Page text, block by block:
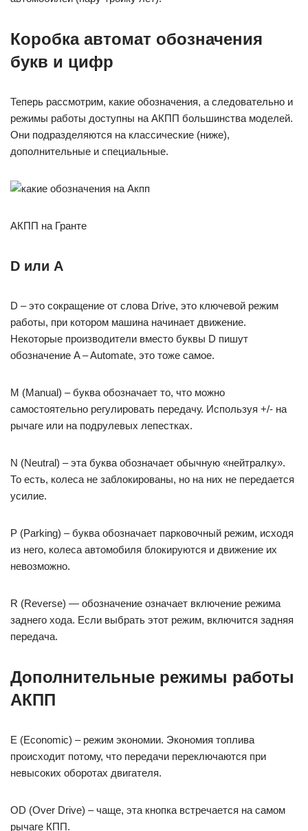
Коробка автомат обозначения
букв и цифр
Теперь рассмотрим, какие обозначения, а следовательно и
режимы работы доступны на АКПП большинства моделей.
Они подразделяются на классические (ниже),
дополнительные и специальные.
АКПП на Гранте
D или A
D – это сокращение от слова Drive, это ключевой режим
работы, при котором машина начинает движение.
Некоторые производители вместо буквы D пишут
обозначение A – Automate, это тоже самое.
M (Manual) – буква обозначает то, что можно
самостоятельно регулировать передачу. Используя +/- на
рычаге или на подрулевых лепестках.
N (Neutral) – эта буква обозначает обычную «нейтралку».
То есть, колеса не заблокированы, но на них не передается
усилие.
P (Parking) – буква обозначает парковочный режим, исходя
из него, колеса автомобиля блокируются и движение их
невозможно.
R (Reverse) — обозначение означает включение режима
заднего хода. Если выбрать этот режим, включится задняя
передача.
Дополнительные режимы работы
АКПП
E (Economic) – режим экономии. Экономия топлива
происходит потому, что передачи переключаются при
невысоких оборотах двигателя.
OD (Over Drive) – чаще, эта кнопка встречается на самом
рычаге КПП.